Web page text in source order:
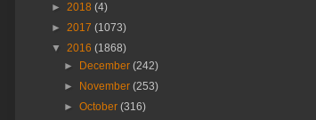
► 2018 (4)
► 2017 (1073)
▼ 2016 (1868)
►
December(242)
►
November(253)
►October(316)